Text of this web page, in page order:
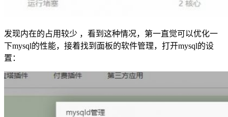
发现内在的占用较少 ，看到这种情况，第一直觉可以优化一
下mysql的性能，接着找到面板的软件管理，打开mysql的设
置：